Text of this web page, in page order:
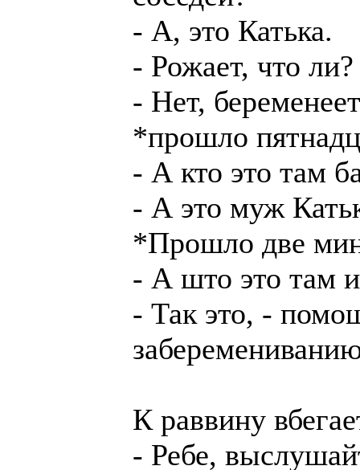
- А, это Катька.
- Рожает, что ли?
- Нет,
*прошло
- А кто это там
- А это муж
*Прошло две
- А што это там
- Так это, -
К раввину
- Ребе,